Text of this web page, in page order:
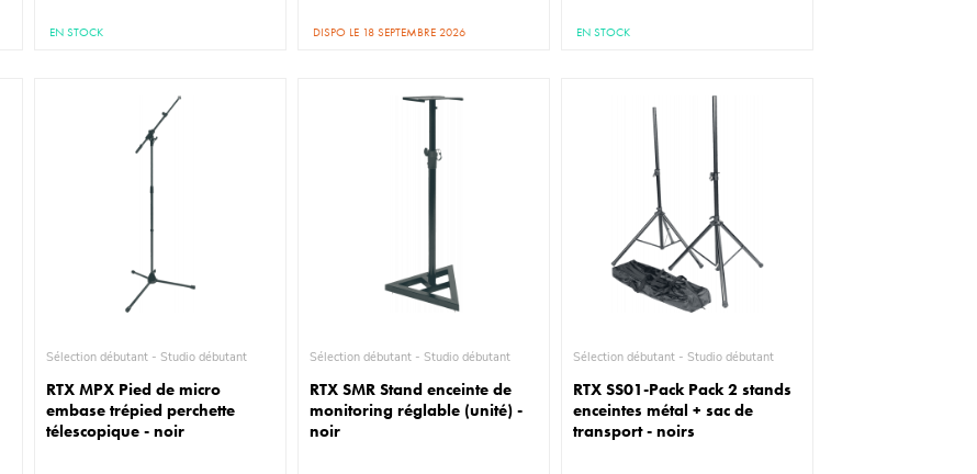
EN STOCK DISPO LE 18 SEPTEMBRE 2026 EN STOCK
Sélection débutant - Studio débutant
RTX MPX Pied de micro
embase trépied perchette
télescopique - noir
Sélection débutant - Studio débutant
RTX SMR Stand enceinte de
monitoring réglable (unité) -
noir
Sélection débutant - Studio débutant
RTX SS01-Pack Pack 2 stands
enceintes métal + sac de
transport - noirs